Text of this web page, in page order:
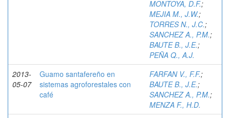
MONTOYA, D.F.;
MEJIA M., J.W.;
TORRES N., J.C.;
SANCHEZ A., P.M.;
BAUTE B., J.E.;
PEÑA Q., A.J.
2013-
05-07
Guamo santafereño en
sistemas agroforestales con
café
FARFAN V., F.F.;
BAUTE B., J.E.;
SANCHEZ A., P.M.;
MENZA F., H.D.